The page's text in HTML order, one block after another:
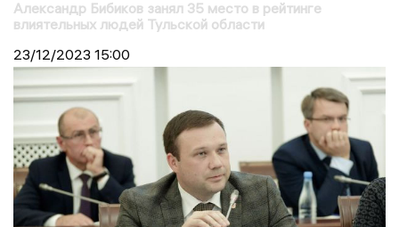
Александр Бибиков занял 35 место в рейтинге
влиятельных людей Тульской области
23/12/2023 15:00